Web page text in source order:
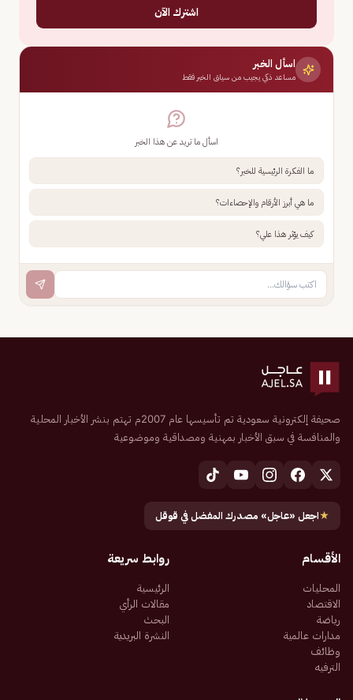
اشترك الآن
اسأل الخبر
مساعد ذكي يجيب من سياق الخبر فقط
اسأل ما تريد عن هذا الخبر
ما الفكرة الرئيسية للخبر؟
ما هي أبرز الأرقام والإحصاءات؟
كيف يؤثر هذا علي؟
صحيفة إلكترونية سعودية تم تأسيسها عام 2007م تهتم بنشر الأخبار المحلية
والمنافسة في سبق الأخبار بمهنية ومصداقية وموضوعية
★اجعل «عاجل» مصدرك المفضل في قوقل
الأقسام
المحليات
الاقتصاد
رياضة
مدارات عالمية
وظائف
الترفيه
روابط سريعة
الرئيسية
مقالات الرأي
البحث
النشرة البريدية